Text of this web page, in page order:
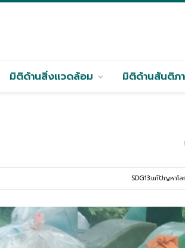
มิติด้านสิ่งแวดล้อม มิติด้านสันติภ
SDG13:แก้ปัญหาโ